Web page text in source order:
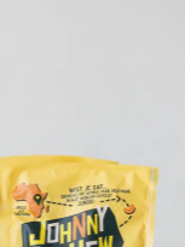
4,7 på Google